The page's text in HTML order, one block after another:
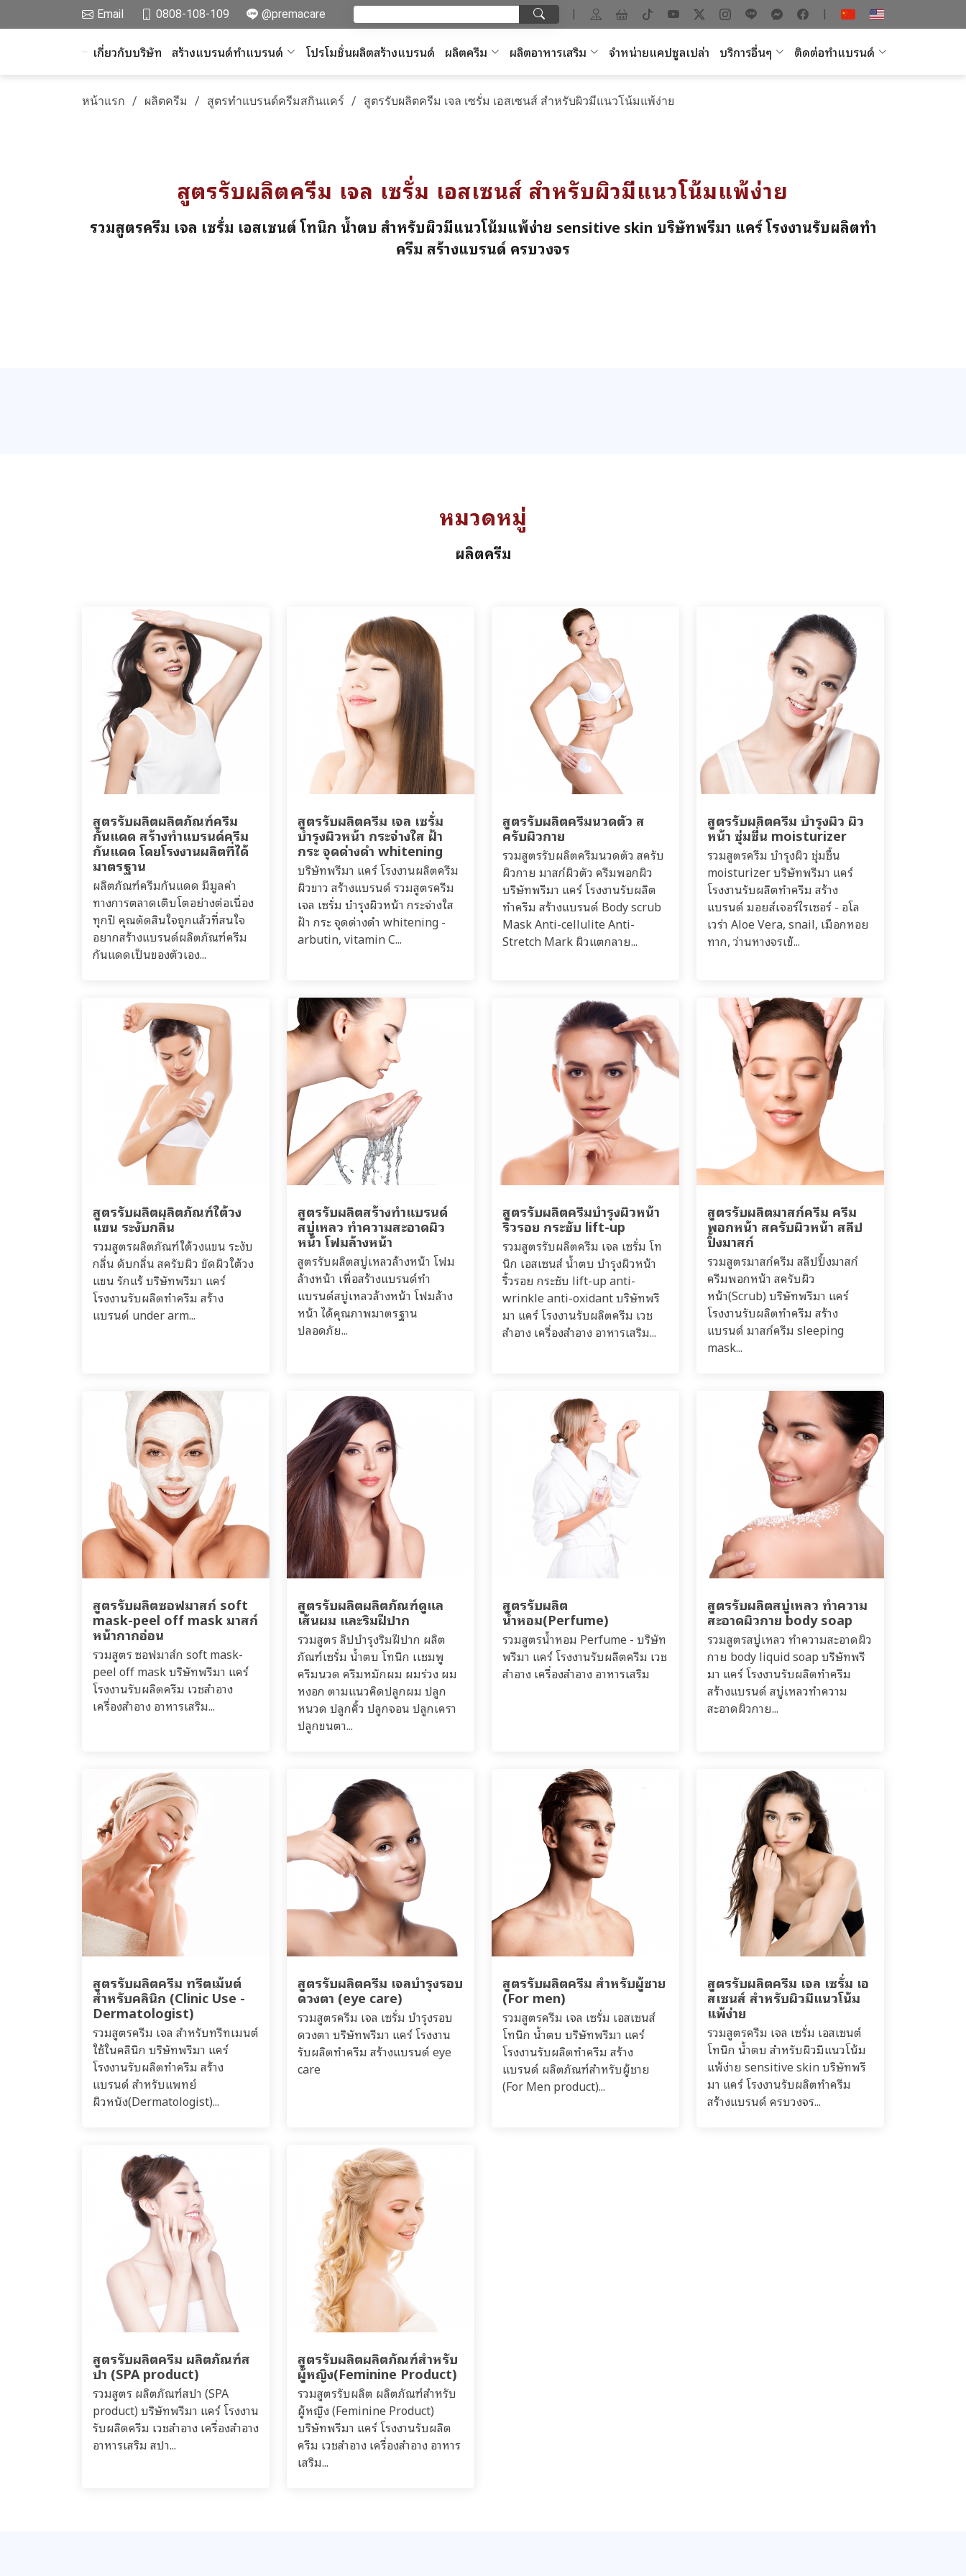
Email 0808-108-109 @premacare | |
เกี่ยวกับบริษัท สร้างแบรนด์ทำแบรนด์ โปรโมชั่นผลิตสร้างแบรนด์ ผลิตครีม ผลิตอาหารเสริม จำหน่ายแคปซูลเปล่า บริการอื่นๆ ติดต่อทำแบรนด์
หน้าแรก ผลิตครีม สูตรทำแบรนด์ครีมสกินแคร์ สูตรรับผลิตครีม เจล เซรั่ม เอสเซนส์ สำหรับผิวมีแนวโน้มแพ้ง่าย
สูตรรับผลิตครีม เจล เซรั่ม เอสเซนส์ สำหรับผิวมีแนวโน้มแพ้ง่าย
รวมสูตรครีม เจล เซรั่ม เอสเซนต์ โทนิก น้ำตบ สำหรับผิวมีแนวโน้มแพ้ง่าย sensitive skin บริษัทพรีมา แคร์ โรงงานรับผลิตทำ
ครีม สร้างแบรนด์ ครบวงจร
หมวดหมู่
ผลิตครีม
สูตรรับผลิตผลิตภัณฑ์ครีม
กันแดด สร้างทำแบรนด์ครีม
กันแดด โดยโรงงานผลิตที่ได้
มาตรฐาน
ผลิตภัณฑ์ครีมกันแดด มีมูลค่า
ทางการตลาดเติบโตอย่างต่อเนื่อง
ทุกปี คุณตัดสินใจถูกแล้วที่สนใจ
อยากสร้างแบรนด์ผลิตภัณฑ์ครีม
กันแดดเป็นของตัวเอง...
สูตรรับผลิตครีม เจล เซรั่ม
บำรุงผิวหน้า กระจ่างใส ฝ้า
กระ จุดด่างดำ whitening
บริษัทพรีมา แคร์ โรงงานผลิตครีม
ผิวขาว สร้างแบรนด์ รวมสูตรครีม
เจล เซรั่ม บำรุงผิวหน้า กระจ่างใส
ฝ้า กระ จุดด่างดำ whitening -
arbutin, vitamin C...
สูตรรับผลิตครีมนวดตัว ส
ครับผิวกาย
รวมสูตรรับผลิตครีมนวดตัว สครับ
ผิวกาย มาสก์ผิวตัว ครีมพอกผิว
บริษัทพรีมา แคร์ โรงงานรับผลิต
ทำครีม สร้างแบรนด์ Body scrub
Mask Anti-cellulite Anti-
Stretch Mark ผิวแตกลาย...
สูตรรับผลิตครีม บำรุงผิว ผิว
หน้า ชุ่มชื่น moisturizer
รวมสูตรครีม บำรุงผิว ชุ่มชื้น
moisturizer บริษัทพรีมา แคร์
โรงงานรับผลิตทำครีม สร้าง
แบรนด์ มอยส์เจอร์ไรเซอร์ - อโล
เวร่า Aloe Vera, snail, เมือกหอย
ทาก, ว่านหางจรเข้...
สูตรรับผลิตผลิตภัณฑ์ใต้วง
แขน ระงับกลิ่น
รวมสูตรผลิตภัณฑ์ใต้วงแขน ระงับ
กลิ่น ดับกลิ่น สครับผิว ขัดผิวใต้วง
แขน รักแร้ บริษัทพรีมา แคร์
โรงงานรับผลิตทำครีม สร้าง
แบรนด์ under arm...
สูตรรับผลิตสร้างทำแบรนด์
สบู่เหลว ทำความสะอาดผิว
หน้า โฟมล้างหน้า
สูตรรับผลิตสบู่เหลวล้างหน้า โฟม
ล้างหน้า เพื่อสร้างแบรนด์ทำ
แบรนด์สบู่เหลวล้างหน้า โฟมล้าง
หน้า ได้คุณภาพมาตรฐาน
ปลอดภัย...
สูตรรับผลิตครีมบำรุงผิวหน้า
ริ้วรอย กระชับ lift-up
รวมสูตรรับผลิตครีม เจล เซรั่ม โท
นิก เอสเซนส์ น้ำตบ บำรุงผิวหน้า
ริ้วรอย กระชับ lift-up anti-
wrinkle anti-oxidant บริษัทพรี
มา แคร์ โรงงานรับผลิตครีม เวช
สำอาง เครื่องสำอาง อาหารเสริม...
สูตรรับผลิตมาสก์ครีม ครีม
พอกหน้า สครับผิวหน้า สลีป
ปิ้งมาสก์
รวมสูตรมาสก์ครีม สลีปปิ้งมาสก์
ครีมพอกหน้า สครับผิว
หน้า(Scrub) บริษัทพรีมา แคร์
โรงงานรับผลิตทำครีม สร้าง
แบรนด์ มาสก์ครีม sleeping
mask...
สูตรรับผลิตซอฟมาสก์ soft
mask-peel off mask มาสก์
หน้ากากอ่อน
รวมสูตร ซอฟมาส์ก soft mask-
peel off mask บริษัทพรีมา แคร์
โรงงานรับผลิตครีม เวชสำอาง
เครื่องสำอาง อาหารเสริม...
สูตรรับผลิตผลิตภัณฑ์ดูแล
เส้นผม และริมฝีปาก
รวมสูตร ลิปบำรุงริมฝีปาก ผลิต
ภัณฑ์เซรั่ม น้ำตบ โทนิก เเชมพู
ครีมนวด ครีมหมักผม ผมร่วง ผม
หงอก ตามแนวคิดปลูกผม ปลูก
หนวด ปลูกคิ้ว ปลูกจอน ปลูกเครา
ปลูกขนตา...
สูตรรับผลิต
น้ำหอม(Perfume)
รวมสูตรน้ำหอม Perfume - บริษัท
พรีมา แคร์ โรงงานรับผลิตครีม เวช
สำอาง เครื่องสำอาง อาหารเสริม
สูตรรับผลิตสบู่เหลว ทำความ
สะอาดผิวกาย body soap
รวมสูตรสบู่เหลว ทำความสะอาดผิว
กาย body liquid soap บริษัทพรี
มา แคร์ โรงงานรับผลิตทำครีม
สร้างแบรนด์ สบู่เหลวทำความ
สะอาดผิวกาย...
สูตรรับผลิตครีม ทรีตเม้นต์
สำหรับคลินิก (Clinic Use -
Dermatologist)
รวมสูตรครีม เจล สำหรับทรีทเมนต์
ใช้ในคลินิก บริษัทพรีมา แคร์
โรงงานรับผลิตทำครีม สร้าง
แบรนด์ สำหรับแพทย์
ผิวหนัง(Dermatologist)...
สูตรรับผลิตครีม เจลบำรุงรอบ
ดวงตา (eye care)
รวมสูตรครีม เจล เซรั่ม บำรุงรอบ
ดวงตา บริษัทพรีมา แคร์ โรงงาน
รับผลิตทำครีม สร้างแบรนด์ eye
care
สูตรรับผลิตครีม สำหรับผู้ชาย
(For men)
รวมสูตรครีม เจล เซรั่ม เอสเซนส์
โทนิก น้ำตบ บริษัทพรีมา แคร์
โรงงานรับผลิตทำครีม สร้าง
แบรนด์ ผลิตภัณฑ์สำหรับผู้ชาย
(For Men product)...
สูตรรับผลิตครีม เจล เซรั่ม เอ
สเซนส์ สำหรับผิวมีแนวโน้ม
แพ้ง่าย
รวมสูตรครีม เจล เซรั่ม เอสเซนต์
โทนิก น้ำตบ สำหรับผิวมีแนวโน้ม
แพ้ง่าย sensitive skin บริษัทพรี
มา แคร์ โรงงานรับผลิตทำครีม
สร้างแบรนด์ ครบวงจร...
สูตรรับผลิตครีม ผลิตภัณฑ์ส
ปา (SPA product)
รวมสูตร ผลิตภัณฑ์สปา (SPA
product) บริษัทพรีมา แคร์ โรงงาน
รับผลิตครีม เวชสำอาง เครื่องสำอาง
อาหารเสริม สปา...
สูตรรับผลิตผลิตภัณฑ์สำหรับ
ผู้หญิง(Feminine Product)
รวมสูตรรับผลิต ผลิตภัณฑ์สำหรับ
ผู้หญิง (Feminine Product)
บริษัทพรีมา แคร์ โรงงานรับผลิต
ครีม เวชสำอาง เครื่องสำอาง อาหาร
เสริม...